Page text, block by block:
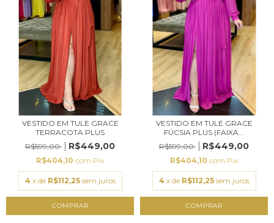
VESTIDO EM TULE GRACE
TERRACOTA PLUS
R$599,00
R$449,00
R$404,10 com Pix
4 x de R$112,25 sem juros
COMPRAR
VESTIDO EM TULE GRACE
FÚCSIA PLUS (FAIXA...
R$599,00
R$449,00
R$404,10 com Pix
4 x de R$112,25 sem juros
COMPRAR